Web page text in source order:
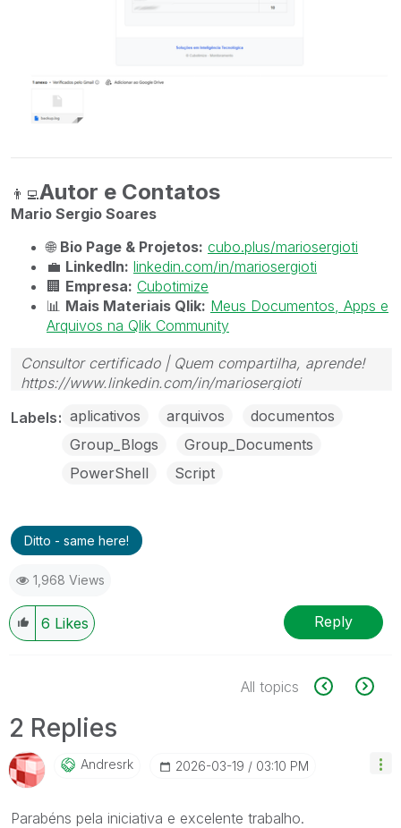
👨‍💻Autor e Contatos
Mario Sergio Soares
🌐 Bio Page & Projetos: cubo.plus/mariosergioti
💼 LinkedIn: linkedin.com/in/mariosergioti
🏢 Empresa: Cubotimize
📊 Mais Materiais Qlik: Meus Documentos, Apps e
Arquivos na Qlik Community
Consultor certificado | Quem compartilha, aprende!
https://www.linkedin.com/in/mariosergioti
Labels aplicativos arquivos
documentos
Group_Blogs
Group_Documents
PowerShell
Script
Ditto - same here!
1,968 Views
6 Likes Reply
All topics
2 Replies
Andresrk ‎2026-03-19 03:10 PM
Parabéns pela iniciativa e excelente trabalho.